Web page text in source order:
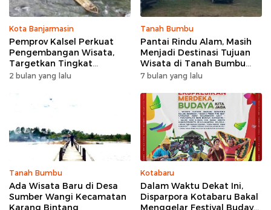
Kota Banjarmasin
Pemprov Kalsel Perkuat
Pengembangan Wisata,
Targetkan Tingkat
Kunjungan Naik 5 Persen di
2 bulan yang lalu
Tanah Bumbu
Pantai Rindu Alam, Masih
Menjadi Destinasi Tujuan
Wisata di Tanah Bumbu
dengan Rindangnya Pohon
7 bulan yang lalu
Tanah Bumbu
Ada Wisata Baru di Desa
Sumber Wangi Kecamatan
Karang Bintang
Kotabaru
Dalam Waktu Dekat Ini,
Disparpora Kotabaru Bakal
Menggelar Festival Budaya